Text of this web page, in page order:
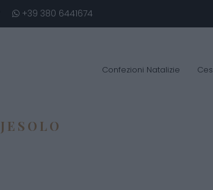
+39 380 6441674
Confezioni Natalizie
JESOLO